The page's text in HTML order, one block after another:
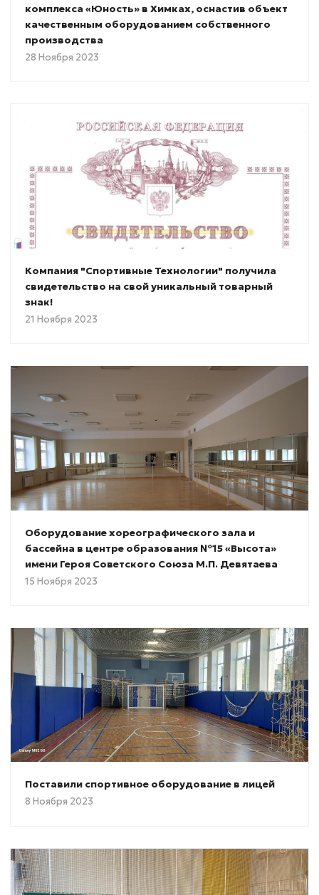
комплекса «Юность» в Химках, оснастив объект
качественным оборудованием собственного
производства
28 Ноября 2023
Компания "Спортивные Технологии" получила
свидетельство на свой уникальный товарный
знак!
21 Ноября 2023
Оборудование хореографического зала и
бассейна в центре образования №15 «Высота»
имени Героя Советского Союза М.П. Девятаева
15 Ноября 2023
Поставили спортивное оборудование в лицей
8 Ноября 2023